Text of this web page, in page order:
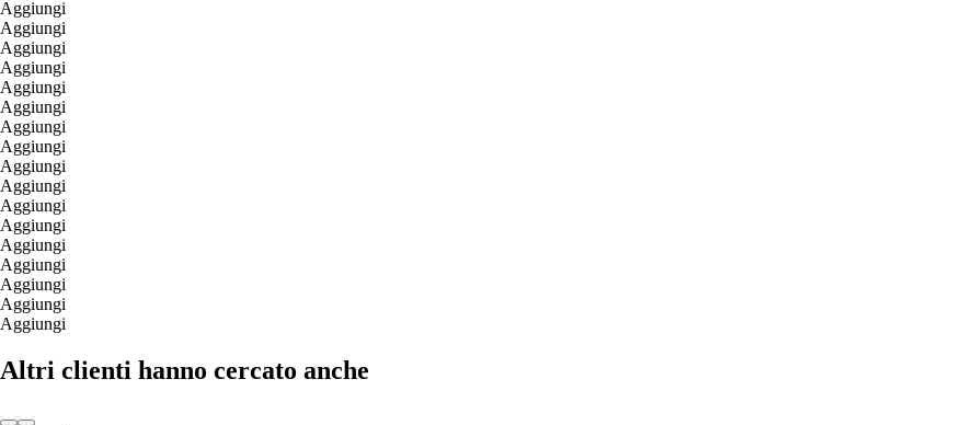
Aggiungi
Aggiungi
Aggiungi
Aggiungi
Aggiungi
Aggiungi
Aggiungi
Aggiungi
Aggiungi
Aggiungi
Aggiungi
Aggiungi
Aggiungi
Aggiungi
Aggiungi
Aggiungi
Aggiungi
Altri clienti hanno cercato anche